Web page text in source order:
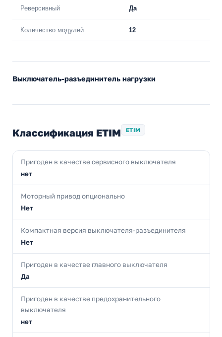
Реверсивный Да
Количество модулей 12
Выключатель-разъединитель нагрузки
Классификация ETIM ETIM
Пригоден в качестве сервисного выключателя
нет
Моторный привод опционально
Нет
Компактная версия выключателя-разъединителя
Нет
Пригоден в качестве главного выключателя
Да
Пригоден в качестве предохранительного
выключателя
нет